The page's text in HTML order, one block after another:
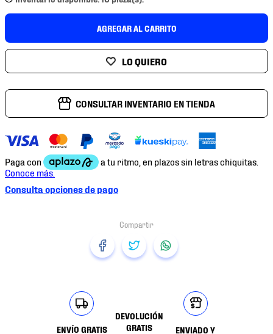
AGREGAR AL CARRITO
CONSULTAR INVENTARIO EN TIENDA
Consulta opciones de pago
ENVÍO GRATIS
DEVOLUCIÓN
GRATIS
ENVIADO Y
7.
mochilas
9.
tenis niño
10. tenis nike